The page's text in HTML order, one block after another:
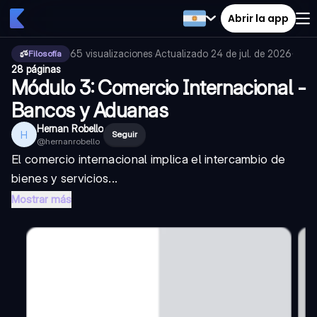
Abrir la app
Filosofía 65 visualizaciones·Actualizado 24 de jul. de 2026·
28 páginas
Módulo 3: Comercio Internacional -
Bancos y Aduanas
H Hernan Robello
@hernanrobello
Seguir
El comercio internacional implica el intercambio de
bienes y servicios...
Mostrar más